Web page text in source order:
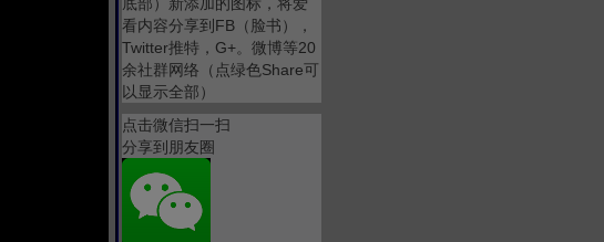
看内容分享到FB（脸书），
Twitter推特，G+。微博等20
余社群网络（点绿色Share可
以显示全部）
点击微信扫一扫
分享到朋友圈